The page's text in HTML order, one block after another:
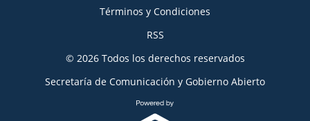
Términos y Condiciones
RSS
© 2026 Todos los derechos reservados
Secretaría de Comunicación y Gobierno Abierto